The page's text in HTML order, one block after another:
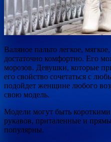
Валяное пальто легкое,
достаточно комфортно. Его
морозов. Девушки, которые
его свойство сочетаться с
подойдет женщине любого
свою модель.
Модели могут быть
рукавов, приталенные и
популярны.